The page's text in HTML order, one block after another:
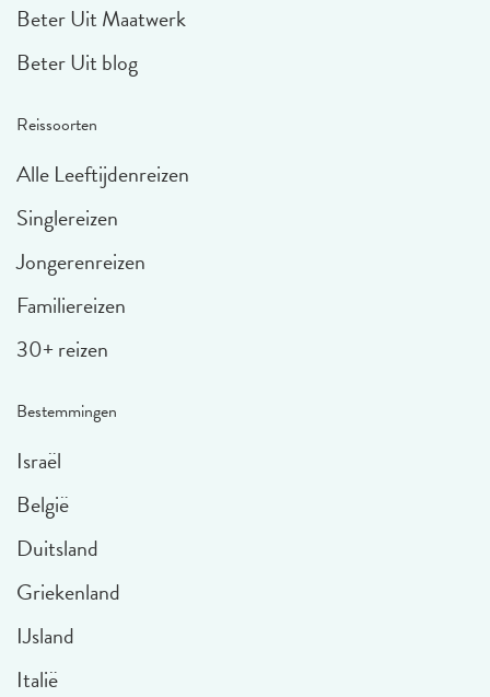
Beter Uit Maatwerk
Beter Uit blog
Reissoorten
Alle Leeftijdenreizen
Singlereizen
Jongerenreizen
Familiereizen
30+ reizen
Bestemmingen
Israël
België
Duitsland
Griekenland
IJsland
Italië